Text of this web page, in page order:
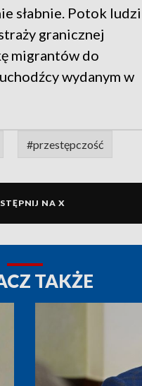
słabnie. Potok ludzi
granicznej
migrantów do
wydanym w
#przestępczość
NA X
TAKŻE